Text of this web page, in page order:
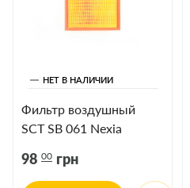
НЕТ В НАЛИЧИИ
Фильтр воздушный
SCT SB 061 Nexia
98 00 грн